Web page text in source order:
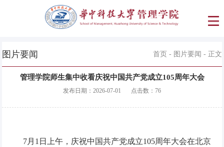
图片要闻 首页 - 图片要闻 - 正文
管理学院师生集中收看庆祝中国共产党成立105周年大会
发布日期： 2026-07-01 点击数： 76
7月1日上午，庆祝中国共产党成立105周年大会在北京